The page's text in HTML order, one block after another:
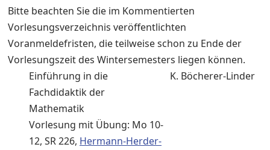
Bitte beachten Sie die im Kommentierten
Vorlesungsverzeichnis veröffentlichten
Voranmeldefristen, die teilweise schon zu Ende der
Vorlesungszeit des Wintersemesters liegen können.
Einführung in die
Fachdidaktik der
Mathematik
K. Böcherer-Linder
Vorlesung mit Übung: Mo 10-
12, SR 226, Hermann-Herder-